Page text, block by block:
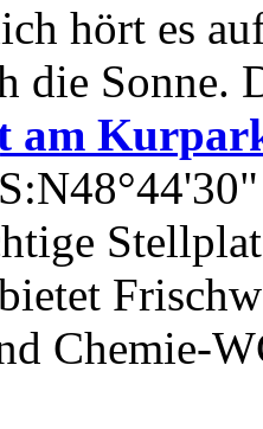
hört es
die Sonne.
am
Chemie-